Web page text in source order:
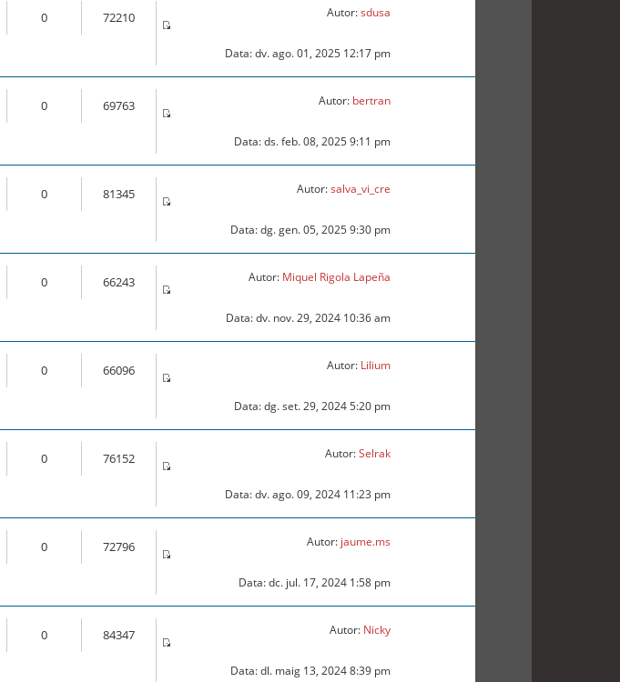
0 72210 Autor:sdusa
Data: dv. ago. 01, 2025 12:17 pm
0 69763 Autor: bertran
Data: ds. feb. 08, 2025 9:11 pm
0 81345 Autor:salva_vi_cre
Data: dg. gen. 05, 2025 9:30 pm
0 66243 Autor: Miquel Rigola Lapeña
Data: dv. nov. 29, 2024 10:36 am
0 66096 Autor: Lilium
Data: dg. set. 29, 2024 5:20 pm
0 76152 Autor:Selrak
Data: dv. ago. 09, 2024 11:23 pm
0 72796 Autor: jaume.ms
Data: dc. jul. 17, 2024 1:58 pm
0 84347 Autor: Nicky
Data: dl. maig 13, 2024 8:39 pm